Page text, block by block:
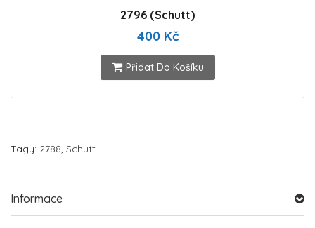
2796 (Schutt)
400 Kč
Přidat Do Košíku
Tagy: 2788, Schutt
Informace